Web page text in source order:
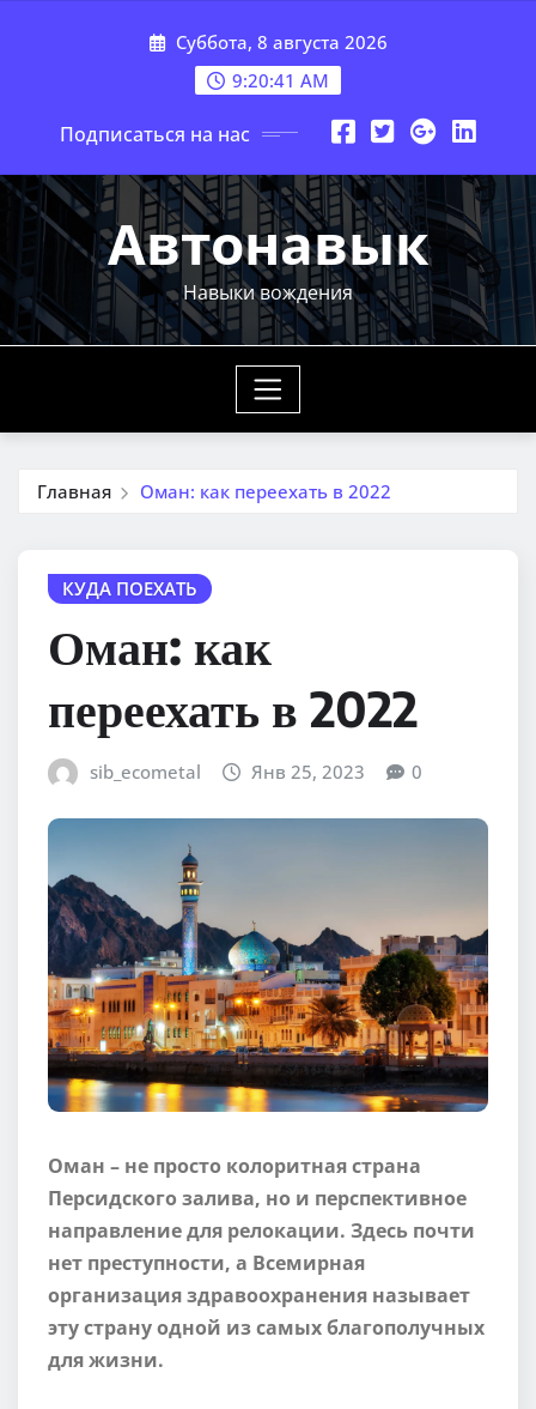
Суббота, 8 августа 2026
9:20:43 AM
Подписаться на нас
Автонавык
Навыки вождения
Главная Оман: как переехать в 2022
КУДА ПОЕХАТЬ
Оман: как
переехать в 2022
sib_ecometal Янв 25, 2023 0
Оман – не просто колоритная страна
Персидского залива, но и перспективное
направление для релокации. Здесь почти
нет преступности, а Всемирная
организация здравоохранения называет
эту страну одной из самых благополучных
для жизни.